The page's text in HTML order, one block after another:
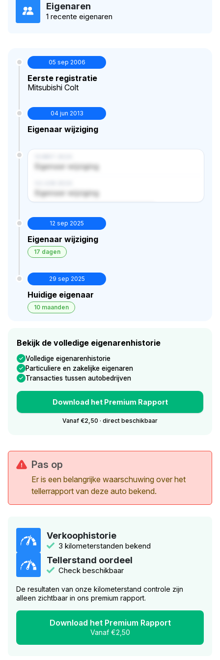
Eigenaren
1 recente eigenaren
05 sep 2006
Eerste registratie
Mitsubishi Colt
04 jun 2013
Eigenaar wijziging
Eigenaar wijziging
Eigenaar wijziging
12 sep 2025
Eigenaar wijziging
17 dagen
29 sep 2025
Huidige eigenaar
10 maanden
Bekijk de volledige eigenarenhistorie
Volledige eigenarenhistorie
Particuliere en zakelijke eigenaren
Transacties tussen autobedrijven
Download het Premium Rapport
Vanaf €2,50 · direct beschikbaar
Pas op
Er is een belangrijke waarschuwing over het
tellerrapport van deze auto bekend.
Verkoophistorie
3 kilometerstanden bekend
Tellerstand oordeel
Check beschikbaar
De resultaten van onze kilometerstand controle zijn
alleen zichtbaar in ons premium rapport.
Download het Premium Rapport
Vanaf €2,50